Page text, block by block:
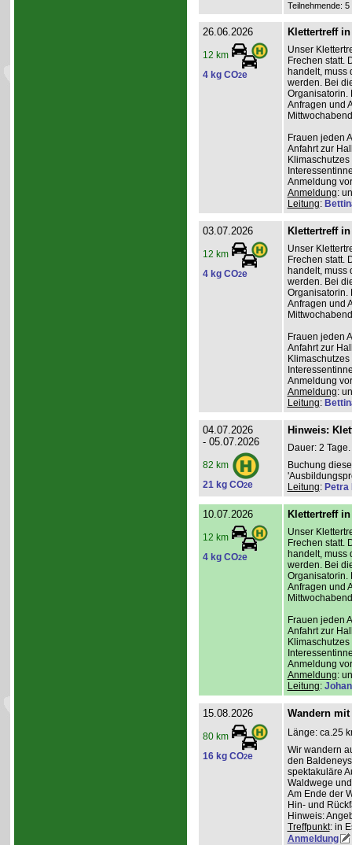
Teilnehmende:
26.06.2026
12 km
4 kg CO2e
Klettertreff
Unser
Frechen statt.
handelt, muss
werden. Bei
Organisatorin.
Anfragen und
Frauen jeden
Anfahrt zur
Anmeldung
Anmeldung:
Leitung:
03.07.2026
12 km
4 kg CO2e
Klettertreff
Unser
Frechen statt.
handelt, muss
werden. Bei
Organisatorin.
Anfragen und
Frauen jeden
Anfahrt zur
Anmeldung
Anmeldung:
Leitung:
04.07.2026
- 05.07.2026
82 km
21 kg CO2e
Hinweis:
Dauer: 2 Tage.
Buchung
Leitung: Petra
10.07.2026
12 km
4 kg CO2e
Klettertreff
Unser
Frechen statt.
handelt, muss
werden. Bei
Organisatorin.
Anfragen und
Frauen jeden
Anfahrt zur
Anmeldung
Anmeldung:
Leitung:
15.08.2026
80 km
16 kg CO2e
Wandern
Länge: ca.25
Wir wandern
den
spektakuläre
Waldwege
Am Ende der
Hin- und
Hinweis:
Treffpunkt: in
Anmeldung